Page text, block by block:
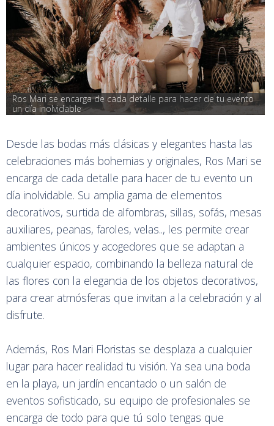
Ros Mari se encarga de cada detalle para hacer de tu evento
un día inolvidable
Desde las bodas más clásicas y elegantes hasta las
celebraciones más bohemias y originales, Ros Mari se
encarga de cada detalle para hacer de tu evento un
día inolvidable. Su amplia gama de elementos
decorativos, surtida de alfombras, sillas, sofás, mesas
auxiliares, peanas, faroles, velas.., les permite crear
ambientes únicos y acogedores que se adaptan a
cualquier espacio, combinando la belleza natural de
las flores con la elegancia de los objetos decorativos,
para crear atmósferas que invitan a la celebración y al
disfrute.
Además, Ros Mari Floristas se desplaza a cualquier
lugar para hacer realidad tu visión. Ya sea una boda
en la playa, un jardín encantado o un salón de
eventos sofisticado, su equipo de profesionales se
encarga de todo para que tú solo tengas que